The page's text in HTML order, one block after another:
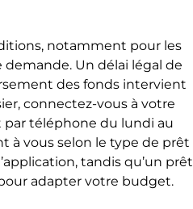
notamment pour les
Un délai légal de
des fonds intervient
connectez-vous à votre
par téléphone du lundi au
à vous selon le type de prêt
tandis qu’un prêt
adapter votre budget.